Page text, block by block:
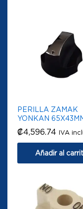
PERILLA ZAMAK
YONKAN
₡4,596.74 IVA
Añadir al